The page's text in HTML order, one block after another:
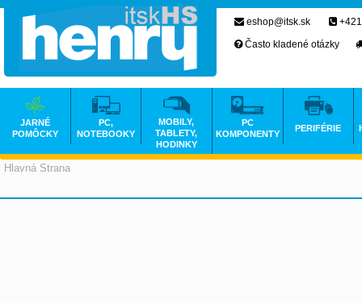
Hlavná Strana
eshop@itsk.sk
Často kladené otázky
JARNÉ
POMÔCKY
PC,
NOTEBOOKY
MOBILY,
TABLETY,
HODINKY
PC
KOMPONENTY
PERIFÉRIE